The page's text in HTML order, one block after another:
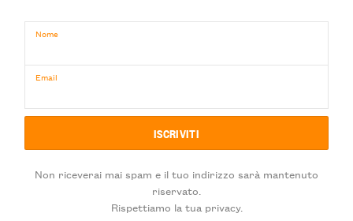
Nome
Email
Non riceverai mai spam e il tuo indirizzo sarà mantenuto
riservato.
Rispettiamo la tua privacy.